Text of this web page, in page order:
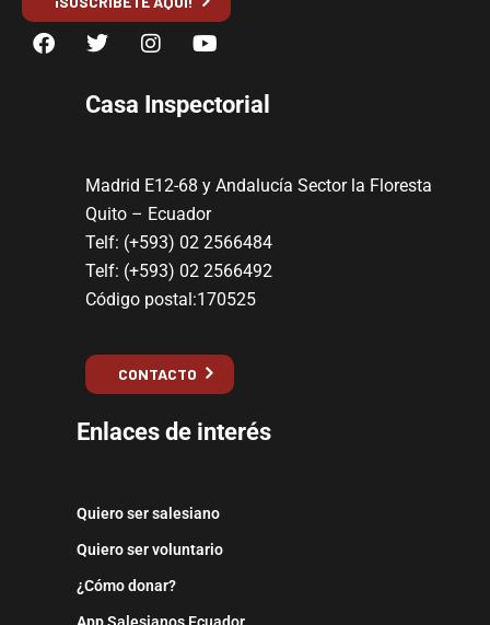
Casa Inspectorial
Madrid E12-68 y Andalucía Sector la Floresta
Quito – Ecuador
Telf: (+593) 02 2566484
Telf: (+593) 02 2566492
Código postal:170525
CONTACTO
Enlaces de interés
Quiero ser salesiano
Quiero ser voluntario
¿Cómo donar?